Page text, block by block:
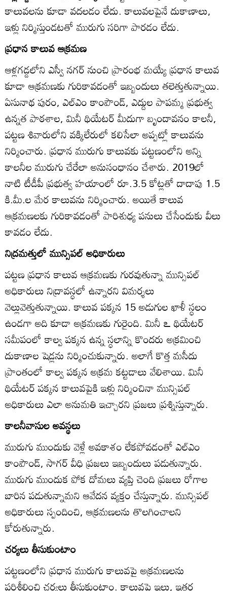
కాలువలను కూడా వదలడం లేదు. కాలువలపైనే దుకాణాలు,
ఇళ్లు నిర్మిస్తుండటతో మురుగు సరిగా పారడం లేదు.
ప్రధాన కాలువ ఆక్రమణ
ఆళ్లగడ్డలోని ఎస్వీ నగర్‌ నుంచి ప్రారంభ మయ్యే ప్రధాన కాలువ
కూడా ఆక్రమణకు గురికావడంతో ఇబ్బందులు తలెత్తుతున్నాయి.
ఏసునాథ పురం, ఎల్‌ఎం కాంపౌండ్‌, ఎద్దుల పాపమ్మ ప్రభుత్వ
ఉన్నత పాఠశాల, మినీ థియేటర్‌ మీదుగా బృందావనం కాలనీ,
పట్టణ శివారులోని వక్కిలేరులో కలిసేలా అప్పట్లో కాలువను
నిర్మించారు. ప్రధాన మురుగు కాలువకు పట్టణంలోని అన్ని
కాలనీల మురుగు చేరేలా అనుసంధానం చేశారు. 2019లో
నాటి టీడీపీ ప్రభుత్వ హయాంలో రూ.3.5 కోట్లతో దాదాపు 1.5
కి.మీ.ల మేర కాలువను నిర్మించారు. అయితే కాలువ
ఆక్రమణలకు గురికావడంతో పారిశుధ్య పనులు చేసేందుకు వీలు
కావడం లేదు.
నిద్రమత్తులో మున్సిపల్‌ అధికారులు
పట్టణ ప్రధాన కాలువ ఆక్రమణకు గురవుతున్నా మున్సిపల్‌
అధికారులు నిద్రావస్ధలో ఉన్నారని విమర్శలు
వెల్లువెత్తుతున్నాయి. కాలువ పక్కన 15 అడుగుల ఖాళీ స్ధలం
ఉండగా అది కూడా అక్రమణకు గురైంది. మినీ ఽ థియేటర్‌
సమీపంలో కాల్వ పక్కన ఉన్న స్ధలాన్ని కొందరు అక్రమించి
దుకాణాల షెడ్లను నిర్మించుకున్నారు. అలాగే కొత్త మసీదు
ప్రాంతంలో కాల్వ పక్కన అక్రమ కట్టడాలు వేలిశాయి. మినీ
థియేటర్‌ పక్కన కాలువపైకి ఇళ్లు నిర్మించినా మున్సిపల్‌
అధికారులు ఎలా అనుమతి ఇచ్చారని ప్రజలు ప్రశ్నిస్తున్నారు.
కాలనీవాసుల అవస్థలు
మురుగు ముందుకు వెళ్లే అవకాశం లేకపోవడంతో ఎల్‌ఎం
కాంపౌండ్‌, సాగర్‌ వీధి ప్రజలు ఇబ్బందులు పడుతున్నారు.
మురుగు ముందుక పోక దోమలు వ్యప్తి చెంది ప్రజలు రోగాల
బారిన పడుతున్నామని ఆవేదన వ్యక్తం చేస్తున్నారు. మున్సిపల్‌
అధికారులు స్పందించి, ఆక్రమణలను తొలగించాలని
కోరుతున్నారు.
చర్యలు తీసుకుంటాం
పట్టణంలోని ప్రధాన మురుగు కాలువపై అక్రమణలను
పరిశీలించి చర్యలు తీసుకుంటాం. కాలువపై ఇల్లు, ఇతర